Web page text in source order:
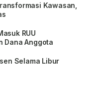
Kawasan,
RUU
Dana Anggota
Selama Libur